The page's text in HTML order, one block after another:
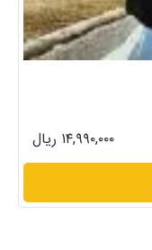
۱۴,۹۹۰,۰۰۰ ریال